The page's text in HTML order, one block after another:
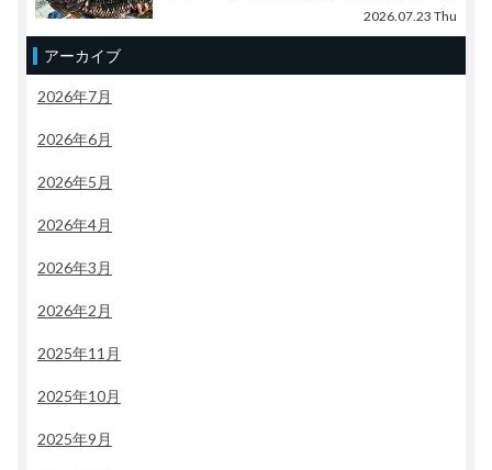
2026.07.23 Thu
アーカイブ
2026年7月
2026年6月
2026年5月
2026年4月
2026年3月
2026年2月
2025年11月
2025年10月
2025年9月